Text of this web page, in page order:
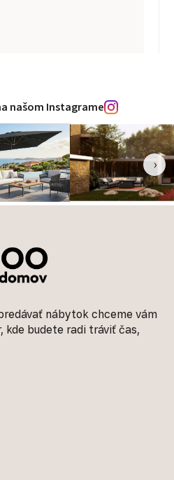
našom Instagrame
›
nábytok chceme vám
budete radi tráviť čas,